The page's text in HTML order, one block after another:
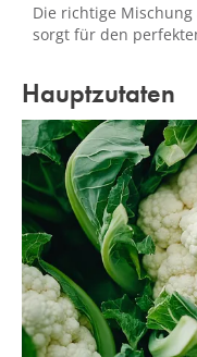
Die richtige Mischung
sorgt für den
Hauptzutaten